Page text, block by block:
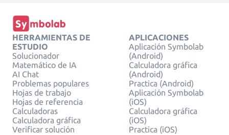
HERRAMIENTAS DE
ESTUDIO
Solucionador
Matemático de IA
AI Chat
Problemas populares
Hojas de trabajo
Hojas de referencia
Calculadoras
Calculadora gráfica
Verificar solución
APLICACIONES
Aplicación Symbolab
(Android)
Calculadora gráfica
(Android)
Practica (Android)
Aplicación Symbolab
(iOS)
Calculadora gráfica
(iOS)
Practica (iOS)